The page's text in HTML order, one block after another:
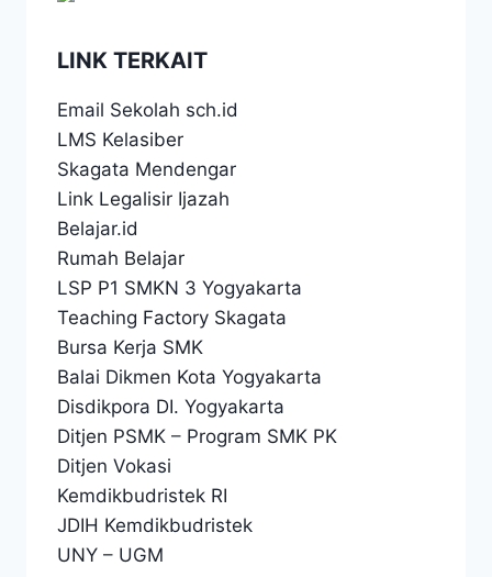
LINK TERKAIT
Email Sekolah sch.id
LMS Kelasiber
Skagata Mendengar
Link Legalisir Ijazah
Belajar.id
Rumah Belajar
LSP P1 SMKN 3 Yogyakarta
Teaching Factory Skagata
Bursa Kerja SMK
Balai Dikmen Kota Yogyakarta
Disdikpora DI. Yogyakarta
Ditjen PSMK – Program SMK PK
Ditjen Vokasi
Kemdikbudristek RI
JDIH Kemdikbudristek
UNY – UGM